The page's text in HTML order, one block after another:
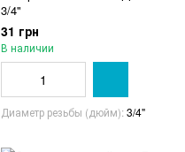
3/4"
31 грн
В наличии
Диаметр резьбы (дюйм) 3/4"